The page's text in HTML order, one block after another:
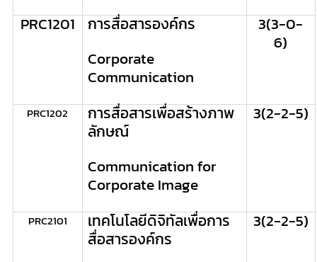
PRC1201
การสื่อสารองค์กร
Corporate
Communication
3(3-0-
6)
PRC1202
การสื่อสารเพื่อสร้างภาพ
ลักษณ์
Communication for
Corporate Image
3(2-2-5)
PRC2101
เทคโนโลยีดิจิทัลเพื่อการ
สื่อสารองค์กร
3(2-2-5)